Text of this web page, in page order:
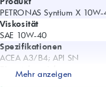
PETRONAS Syntium X
Viskosität
SAE 10W-40
Spezifikationen
ACEA A3/B4; API SN
Einsatzbereiche
PKW, SUVs, Transporter;
Mehr anzeigen